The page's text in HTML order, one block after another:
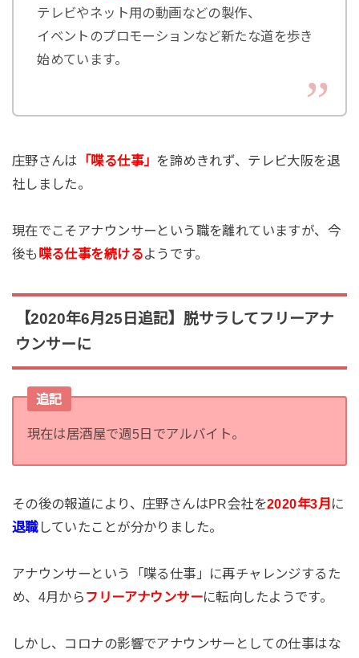
テレビやネット用の動画などの製作、
イベントのプロモーションなど新たな道を歩き
始めています。
庄野さんは 「喋る仕事」 を諦めきれず、テレビ大阪を退
社しました。
現在でこそアナウンサーという職を離れていますが、今
後も 喋る仕事を続けるようです。
【2020年6月25日追記】脱サラしてフリーアナ
ウンサーに
追記
現在は居酒屋で週5日でアルバイト。
その後の報道により、庄野さんはPR会社を2020年3月 に
退職していたことが分かりました。
アナウンサーという「喋る仕事」に再チャレンジするた
め、4月から フリーアナウンサーに転向したようです。
しかし、コロナの影響でアナウンサーとしての仕事はな